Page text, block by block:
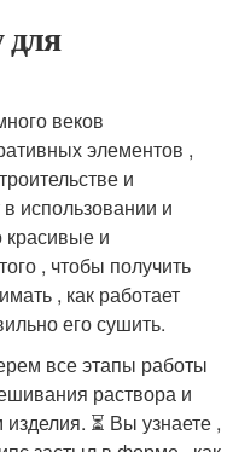
для
веков
элементов ,
и
использовании и
красивые и
, чтобы получить
, как работает
его сушить.
все этапы работы
раствора и
⏳ Вы узнаете ,